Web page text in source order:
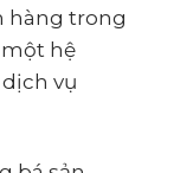
hàng trong
hệ
vụ